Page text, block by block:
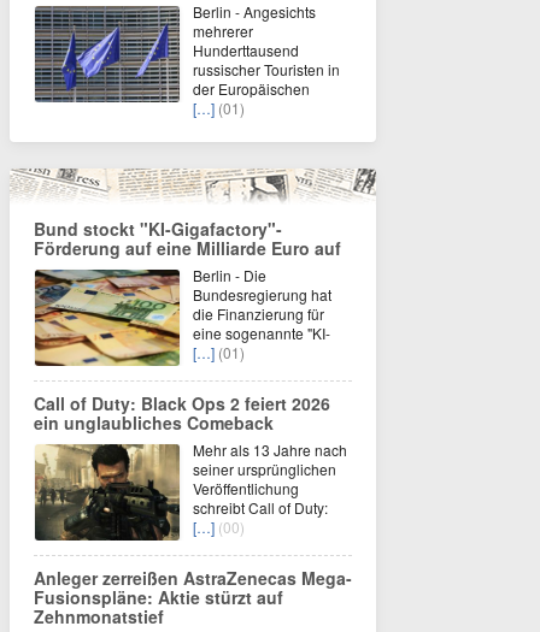
Berlin - Angesichts
mehrerer
Hunderttausend
russischer Touristen in
der Europäischen
[…] (01)
Bund stockt "KI-Gigafactory"-
Förderung auf eine Milliarde Euro auf
Berlin - Die
Bundesregierung hat
die Finanzierung für
eine sogenannte "KI-
[…] (01)
Call of Duty: Black Ops 2 feiert 2026
ein unglaubliches Comeback
Mehr als 13 Jahre nach
seiner ursprünglichen
Veröffentlichung
schreibt Call of Duty:
[…] (00)
Anleger zerreißen AstraZenecas Mega-
Fusionspläne: Aktie stürzt auf
Zehnmonatstief